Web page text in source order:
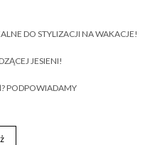
DO STYLIZACJI NA WAKACJE!
JESIENI!
PODPOWIADAMY